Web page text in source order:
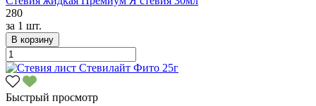
280
за 1 шт.
В корзину
Быстрый просмотр